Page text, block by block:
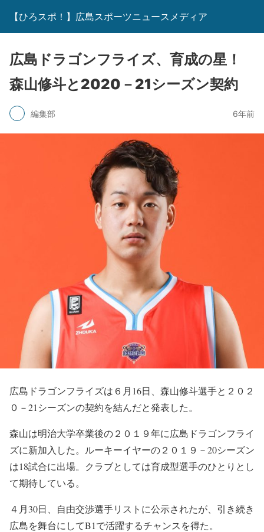
【ひろスポ！】広島スポーツニュースメディア
広島ドラゴンフライズ、育成の星！
森山修斗と2020－21シーズン契約
編集部 6年前
広島ドラゴンフライズは６月16日、森山修斗選手と２０２
０－21シーズンの契約を結んだと発表した。
森山は明治大学卒業後の２０１９年に広島ドラゴンフライ
ズに新加入した。ルーキーイヤーの２０１９－20シーズン
は18試合に出場。クラブとしては育成型選手のひとりとし
て期待している。
４月30日、自由交渉選手リストに公示されたが、引き続き
広島を舞台にしてB1で活躍するチャンスを得た。